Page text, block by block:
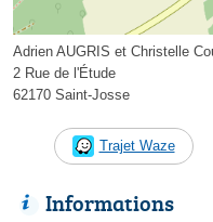
Adrien AUGRIS et Christelle
2 Rue de l'Étude
62170 Saint-Josse
Trajet Waze
Informations